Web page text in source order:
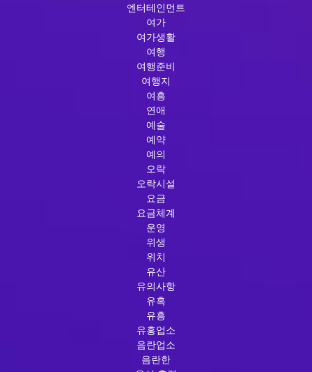
엔터테인먼트
여가
여가생활
여행
여행준비
여행지
여흥
연애
예술
예약
예의
오락
오락시설
요금
요금체계
운영
위생
위치
유산
유의사항
유혹
유흥
유흥업소
음란업소
음란한